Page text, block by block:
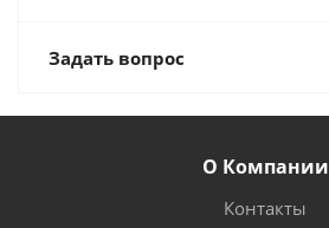
Задать вопрос
О Компании
Контакты